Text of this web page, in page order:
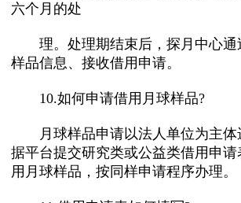
六个月的处
理。处理期结束后，探月中心通
样品信息、接收借用申请。
10.如何申请借用月球样品?
月球样品申请以法人单位为主体
据平台提交研究类或公益类借用申
用月球样品，按同样申请程序办理。